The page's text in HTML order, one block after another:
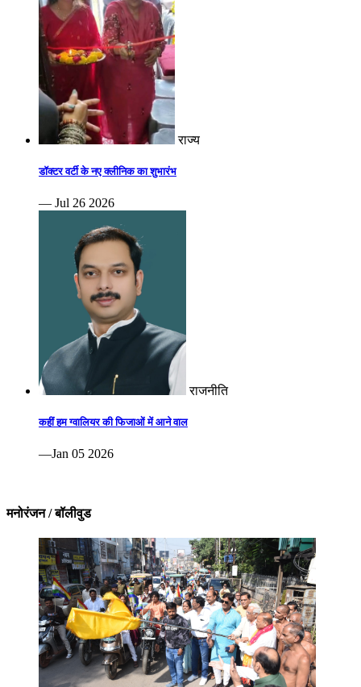
राज्य
डॉक्टर वर्टी के नए क्लीनिक का शुभारंभ
— Jul 26 2026
राजनीति
कहीं हम ग्वालियर की फिजाओं में आने वाल
—Jan 05 2026
मनोरंजन / बॉलीवुड